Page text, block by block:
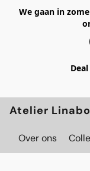
We gaan in
Atelier Linabo
Over ons